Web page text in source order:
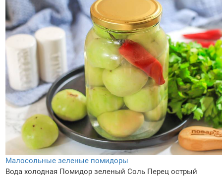
Малосольные зеленые помидоры
Вода холодная Помидор зеленый Соль Перец острый